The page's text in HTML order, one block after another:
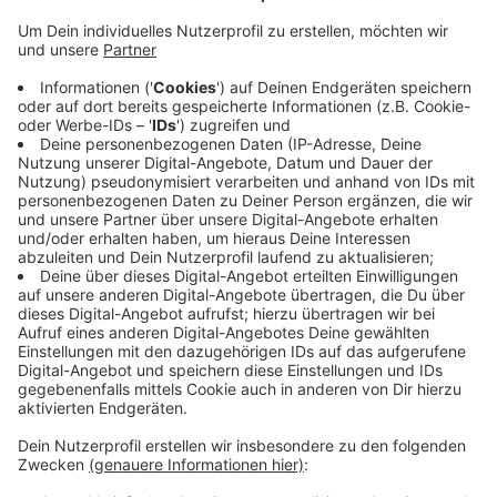
immer wieder hin, dennoch passiert es immer noch zu
oft, dass abgelaufener Hustensaft, alte Pillen und
Tabletten im Klo heruntergespült werden. Das Zeug
belastet das Wasser, Kläranlagen können die alten
Medikamente kaum herausfiltern. In Nordkirchen gibt
es heute Nachmittag dazu den Auftakt eines
Kooperationsprojektes des Lippeverbands und der
Gemeinde, um darauf hinzuweisen. Auf zwei Jahre ist
das Projekt anlegt. In Dülmen hat es das auch schon
gegeben und das sehr erfolgreich.
Anzeige